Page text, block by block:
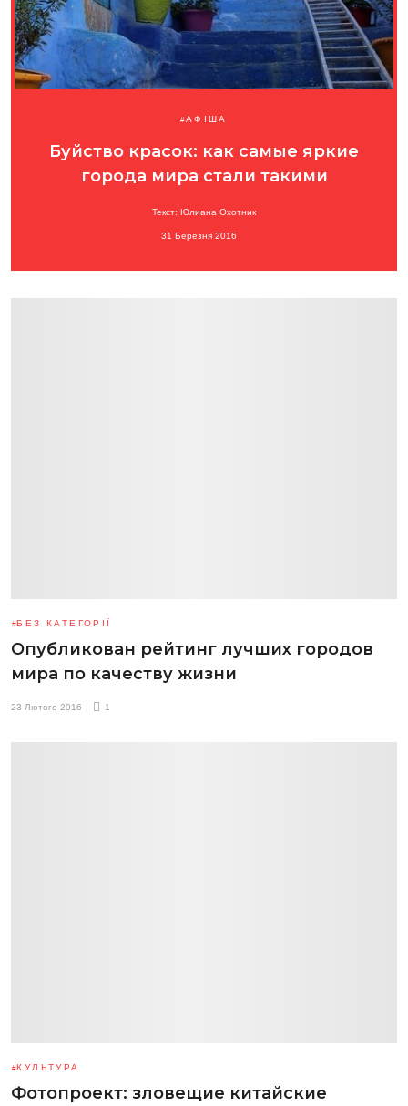
АФІША
Буйство красок: как самые яркие
города мира стали такими
Текст: Юлиана Охотник
31 Березня 2016
БЕЗ КАТЕГОРІЇ
Опубликован рейтинг лучших городов
мира по качеству жизни
23 Лютого 2016 1
КУЛЬТУРА
Фотопроект: зловещие китайские